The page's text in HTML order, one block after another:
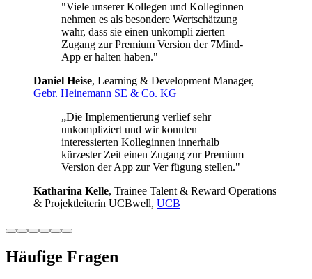
"Viele unserer Kollegen und Kolleginnen
nehmen es als besondere Wertschätzung
wahr, dass sie einen unkompli zierten
Zugang zur Premium Version der 7Mind-
App er halten haben."
Daniel Heise, Learning & Development Manager,
Gebr. Heinemann SE & Co. KG
„Die Implementierung verlief sehr
unkompliziert und wir konnten
interessierten Kolleginnen innerhalb
kürzester Zeit einen Zugang zur Premium
Version der App zur Ver fügung stellen."
Katha­rina Kelle, Trainee Talent & Reward Ope­ra­ti­ons
& Pro­jekt­lei­te­rin UCB­well, UCB
Häufige Fragen